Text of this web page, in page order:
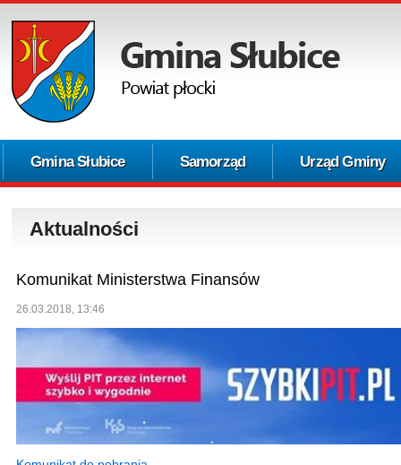
Gmina Słubice Samorząd Urząd Gminy
Aktualności
Komunikat Ministerstwa Finansów
26.03.2018, 13:46